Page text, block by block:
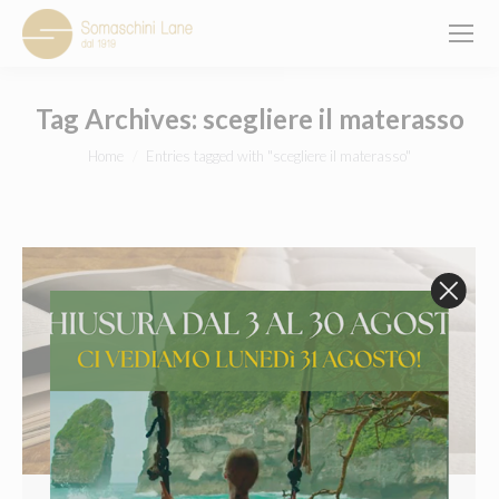
Tag Archives: scegliere il materasso
You are here:
Home Entries tagged with "scegliere il materasso"